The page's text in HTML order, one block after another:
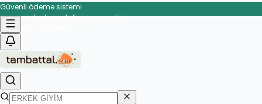
Güvenli ödeme sistemi
İade ve değişim garantisi